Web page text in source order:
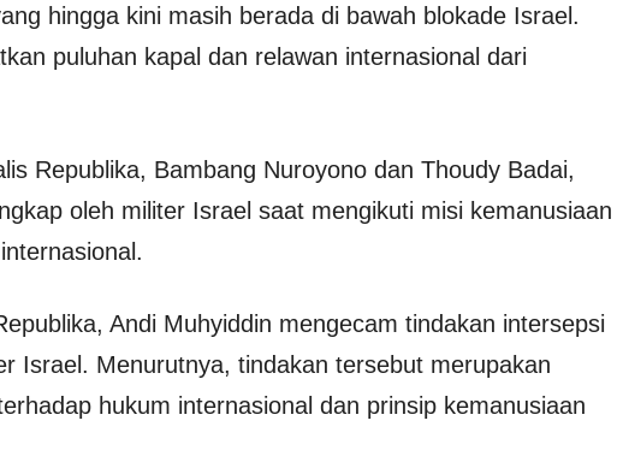
hingga kini masih berada di bawah blokade Israel.
puluhan kapal dan relawan internasional dari
Republika, Bambang Nuroyono dan Thoudy Badai,
oleh militer Israel saat mengikuti misi kemanusiaan
Andi Muhyiddin mengecam tindakan intersepsi
Israel. Menurutnya, tindakan tersebut merupakan
hukum internasional dan prinsip kemanusiaan